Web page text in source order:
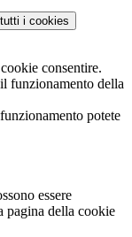
i cookies
consentire.
funzionamento della
potete
essere
pagina della cookie